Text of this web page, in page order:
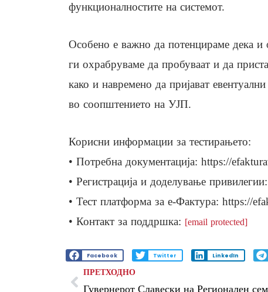
функционалностите на системот.
Особено е важно да потенцираме дека и
ги охрабруваме да пробуваат и да
како и навремено да пријават
во соопштението на УЈП.
Корисни информации за тестирањето:
• Потребна документација: https://
• Регистрација и доделување
• Тест платформа за е-Фактура: https://
• Контакт за поддршка: [email protected]
Facebook Twitter LinkedIn
ПРЕТХОДНО